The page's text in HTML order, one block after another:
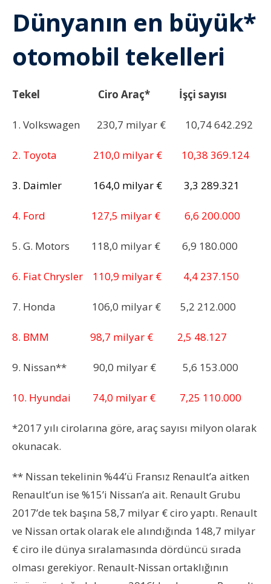
Dünyanın en büyük*
otomobil tekelleri
Tekel Ciro Araç* İşçi sayısı
1. Volkswagen 230,7 milyar € 10,74 642.292
2. Toyota 210,0 milyar € 10,38 369.124
3. Daimler 164,0 milyar € 3,3 ‎289.321
4. Ford 127,5 milyar € 6,6 200.000
5. G. Motors 118,0 milyar € 6,9 180.000
6. Fiat Chrysler 110,9 milyar € 4,4 237.150
7. Honda 106,0 milyar € 5,2 212.000
8. BMM 98,7 milyar € 2,5 48.127
9. Nissan** 90,0 milyar € 5,6 153.000
10. Hyundai 74,0 milyar € 7,25 110.000
*2017 yılı cirolarına göre, araç sayısı milyon olarak
okunacak.
** Nissan tekelinin %44’ü Fransız Renault’a aitken
Renault’un ise %15’i Nissan’a ait. Renault Grubu
2017’de tek başına 58,7 milyar € ciro yaptı. Renault
ve Nissan ortak olarak ele alındığında 148,7 milyar
€ ciro ile dünya sıralamasında dördüncü sırada
olması gerekiyor. Renault-Nissan ortaklığının